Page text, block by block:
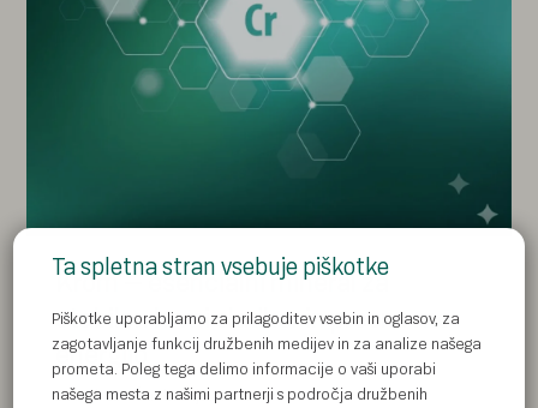
Ta spletna stran vsebuje piškotke
Piškotke uporabljamo za prilagoditev vsebin in oglasov, za
zagotavljanje funkcij družbenih medijev in za analize našega
prometa. Poleg tega delimo informacije o vaši uporabi
našega mesta z našimi partnerji s področja družbenih
Krom – esencialni mineral za
stabilen krvni sladkor in presnovno
energijo
Besed: 634 Čas branja: 4 min